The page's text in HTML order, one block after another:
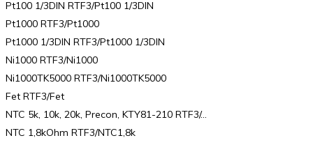
Pt100 1/3DIN RTF3/Pt100 1/3DIN
Pt1000 RTF3/Pt1000
Pt1000 1/3DIN RTF3/Pt1000 1/3DIN
Ni1000 RTF3/Ni1000
Ni1000TK5000 RTF3/Ni1000TK5000
Fet RTF3/Fet
NTC 5k, 10k, 20k, Precon, KTY81-210 RTF3/…
NTC 1,8kOhm RTF3/NTC1,8k